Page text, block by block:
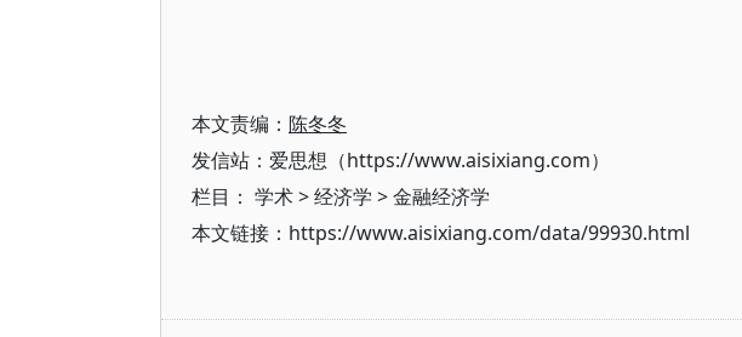
本文责编： 陈冬冬
发信站：爱思想（https://www.aisixiang.com）
栏目： 学术>经济学 >金融经济学
本文链接：https://www.aisixiang.com/data/99930.html